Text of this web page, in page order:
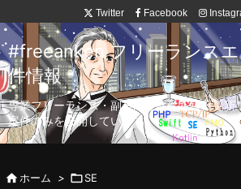
Twitter Facebook
#freeanken フリーランス
件情報
専業フリーランス・副業向け案件を毎日更新
案件のみを公開しています。
ホーム > SE